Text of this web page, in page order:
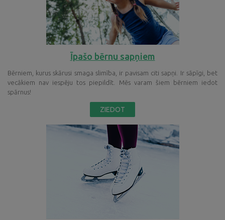
Īpašo bērnu sapņiem
Bērniem, kurus skārusi smaga slimība, ir pavisam citi sapņi. Ir sāpīgi, bet
vecākiem nav iespēju tos piepildīt. Mēs varam šiem bērniem iedot
spārnus!
ZIEDOT